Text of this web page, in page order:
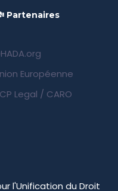
Partenaires
Européenne
Legal / CARO
l'Unification du Droit